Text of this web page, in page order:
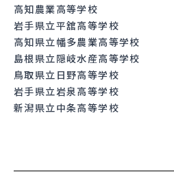
高知農業高等学校
岩手県立平舘高等学校
高知県立幡多農業高等学校
島根県立隠岐水産高等学校
鳥取県立日野高等学校
岩手県立岩泉高等学校
新潟県立中条高等学校